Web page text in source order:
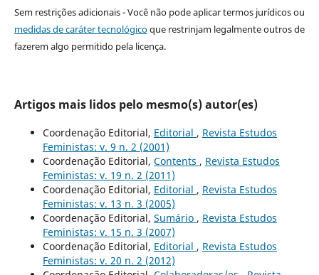
Sem restrições adicionais - Você não pode aplicar termos jurídicos ou
medidas de caráter tecnológicoque restrinjam legalmente outros de
fazerem algo permitido pela licença.
Artigos mais lidos pelo mesmo(s) autor(es)
Coordenação Editorial, Editorial , Revista Estudos
Feministas: v. 9 n. 2 (2001)
Coordenação Editorial, Contents , Revista Estudos
Feministas: v. 19 n. 2 (2011)
Coordenação Editorial, Editorial , Revista Estudos
Feministas: v. 13 n. 3 (2005)
Coordenação Editorial, Sumário , Revista Estudos
Feministas: v. 15 n. 3 (2007)
Coordenação Editorial, Editorial , Revista Estudos
Feministas: v. 20 n. 2 (2012)